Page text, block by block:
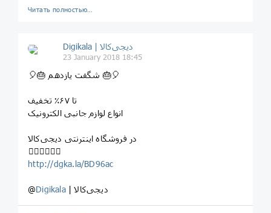
Читать полностью…
Digikala | دیجی‌کالا
23 January 2018 18:45
⁣⁣⁣🎈⁣🎂 شگفت یازدهم ⁣🎂🎈
تا ۶۷٪ تخفیف
انواع لوازم جانبی الکترونیک
در فروشگاه اینترنتی دیجی‌کالا
⁣⁣⁣⁣👇🏻👇🏼👇🏽
http://dgka.la/BD96ac
@Digikala | دیجی‌کالا